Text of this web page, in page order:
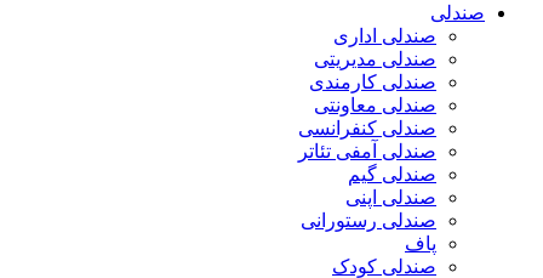
صندلی
صندلی اداری
صندلی مدیریتی
صندلی کارمندی
صندلی معاونتی
صندلی کنفرانسی
صندلی آمفی تئاتر
صندلی گیم
صندلی اپنی
صندلی رستورانی
پاف
صندلی کودک